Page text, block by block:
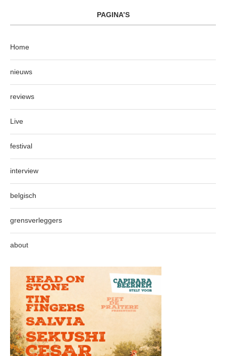
PAGINA’S
Home
nieuws
reviews
Live
festival
interview
belgisch
grensverleggers
about